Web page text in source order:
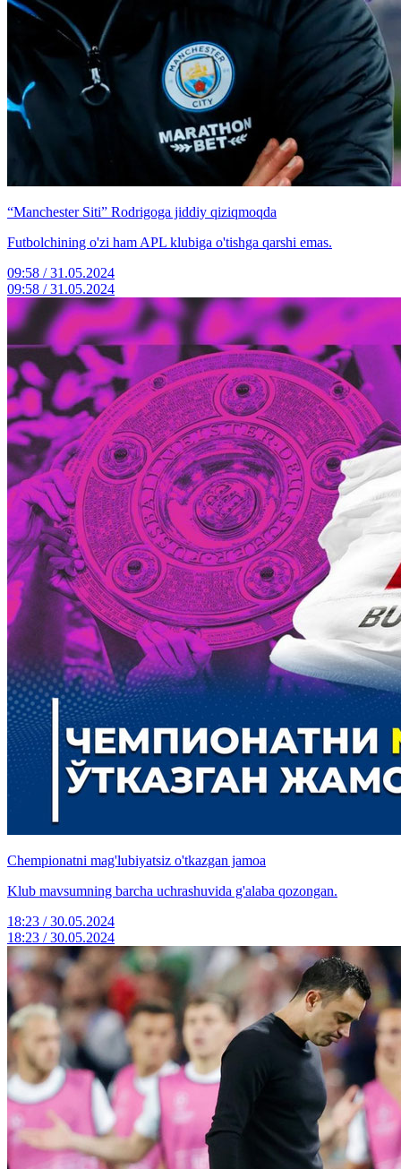
“Manchester Siti” Rodrigoga jiddiy qiziqmoqda
Futbolchining o'zi ham APL klubiga o'tishga qarshi emas.
09:58 / 31.05.2024
09:58 / 31.05.2024
Chempionatni mag'lubiyatsiz o'tkazgan jamoa
Klub mavsumning barcha uchrashuvida g'alaba qozongan.
18:23 / 30.05.2024
18:23 / 30.05.2024